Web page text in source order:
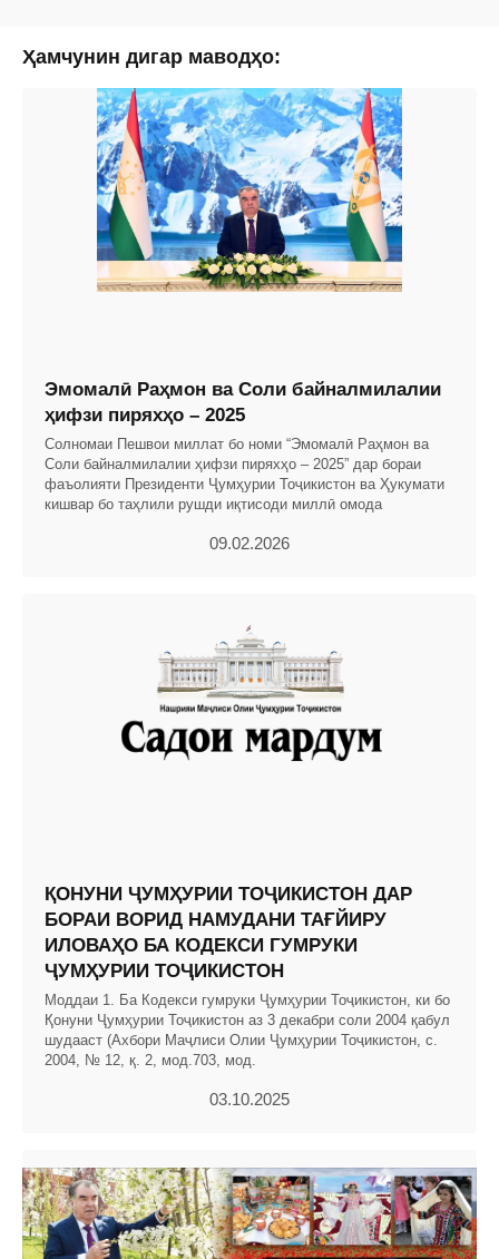
Ҳамчунин дигар маводҳо:
Эмомалӣ Раҳмон ва Соли байналмилалии
ҳифзи пиряхҳо – 2025
Солномаи Пешвои миллат бо номи “Эмомалӣ Раҳмон ва
Соли байналмилалии ҳифзи пиряхҳо – 2025” дар бораи
фаъолияти Президенти Ҷумҳурии Тоҷикистон ва Ҳукумати
кишвар бо таҳлили рушди иқтисоди миллӣ омода
09.02.2026
ҚОНУНИ ҶУМҲУРИИ ТОҶИКИСТОН ДАР
БОРАИ ВОРИД НАМУДАНИ ТАҒЙИРУ
ИЛОВАҲО БА КОДЕКСИ ГУМРУКИ
ҶУМҲУРИИ ТОҶИКИСТОН
Моддаи 1. Ба Кодекси гумруки Ҷумҳурии Тоҷикистон, ки бо
Қонуни Ҷумҳурии Тоҷикистон аз 3 декабри соли 2004 қабул
шудааст (Ахбори Маҷлиси Олии Ҷумҳурии Тоҷикистон, с.
2004, № 12, қ. 2, мод.703, мод.
03.10.2025